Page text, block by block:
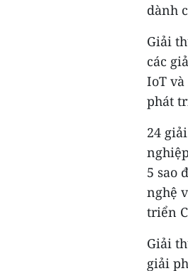
dành
Giải
các
IoT
phát
24
5 sao
nghệ
triển
Giải
giải